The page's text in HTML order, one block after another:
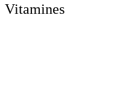
Vitamines